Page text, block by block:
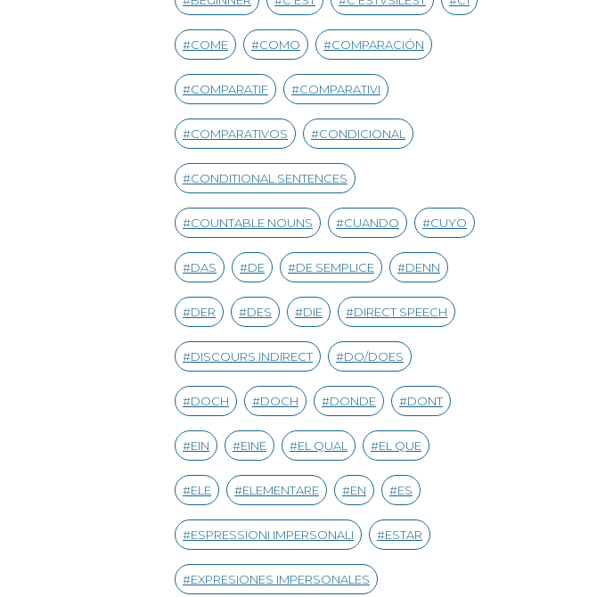
COME COMO COMPARACIÓN
COMPARATIF COMPARATIVI
COMPARATIVOS CONDICIONAL
CONDITIONAL SENTENCES
COUNTABLE NOUNS CUANDO CUYO
DAS DE DE SEMPLICE DENN
DER DES DIE DIRECT SPEECH
DISCOURS INDIRECT DO/DOES
DOCH DOCH DONDE DONT
EIN EINE EL QUAL EL QUE
ELE ELEMENTARE EN ES
ESPRESSIONI IMPERSONALI ESTAR
EXPRESIONES IMPERSONALES